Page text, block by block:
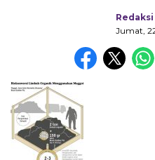
Redaksi
Jumat,